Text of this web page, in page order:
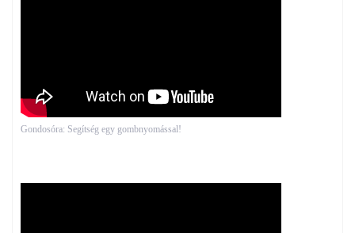
Gondosóra: Segítség egy gombnyomással!